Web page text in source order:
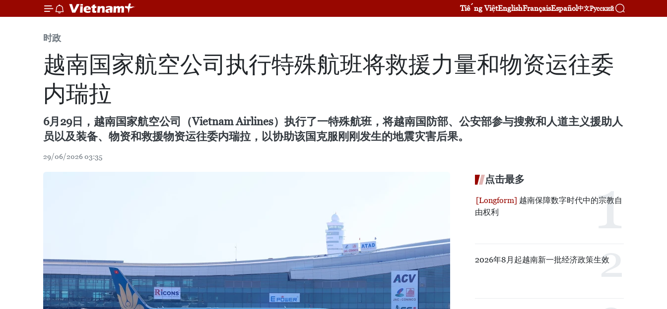
Tiếng ViệtEnglishFrançaisEspañol中文Русский
时政
越南国家航空公司执行特殊航班将救援力量和物资运往委
内瑞拉
6月29日，越南国家航空公司（Vietnam Airlines）执行了一特殊航班，将越南国防部、公安部参与搜救和人道主义援助人
员以及装备、物资和救援物资运往委内瑞拉，以协助该国克服刚刚发生的地震灾害后果。
29/06/2026 03:35
点击最多
越南保障数字时代中的宗教自
由权利
2026年8月起越南新一批经济政策生效